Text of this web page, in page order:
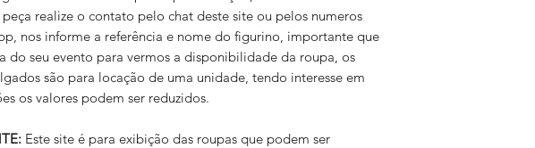
realize o contato pelo chat deste site ou pelos numeros
nos informe a referência e nome do figurino, importante que
do seu evento para vermos a disponibilidade da roupa, os
são para locação de uma unidade, tendo interesse em
os valores podem ser reduzidos.
Este site é para exibição das roupas que podem ser